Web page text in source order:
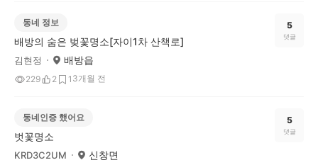
동네 정보
배방의 숨은 벚꽃명소[자이1차 산책로]
김현정 배방읍
229 2 1 3개월 전
5
댓글
동네인증 했어요
벗꽃명소
KRD3C2UM 신창면
5
댓글